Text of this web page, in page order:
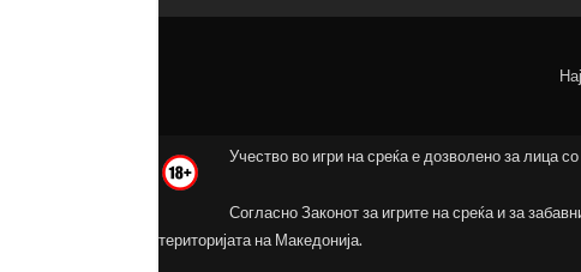
Учество во игри на среќа е дозволено за лица
Согласно Законот за игрите на среќа и за
територијата на Македонија.